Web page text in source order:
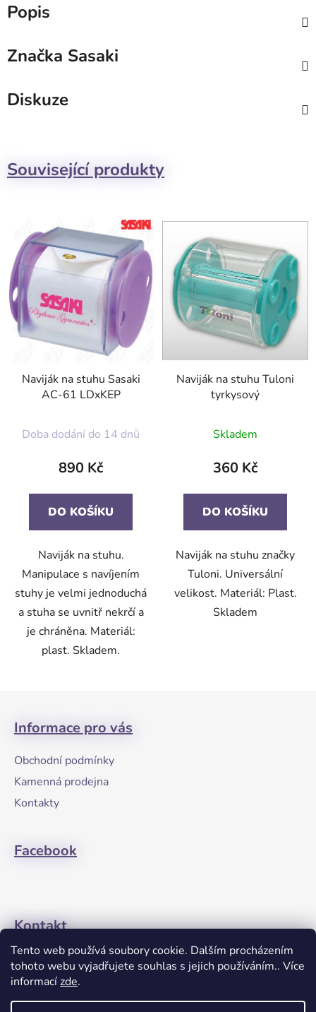
Tento web používá soubory cookie. Dalším procházením
tohoto webu vyjadřujete souhlas s jejich používáním.. Více
informacízde.
Popis
Značka Sasaki
Diskuze
Související produkty
Naviják na stuhu Sasaki
AC-61 LDxKEP
Doba dodání do 14 dnů
890 Kč
DO KOŠÍKU
Naviják na stuhu.
Manipulace s navíjením
stuhy je velmi jednoduchá
a stuha se uvnitř nekrčí a
je chráněna. Materiál:
plast. Skladem.
Naviják na stuhu Tuloni
tyrkysový
Skladem
360 Kč
DO KOŠÍKU
Naviják na stuhu značky
Tuloni. Universální
velikost. Materiál: Plast.
Skladem
Informace pro vás
Obchodní podmínky
Kamenná prodejna
Kontakty
Facebook
Kontakt
+420608274762